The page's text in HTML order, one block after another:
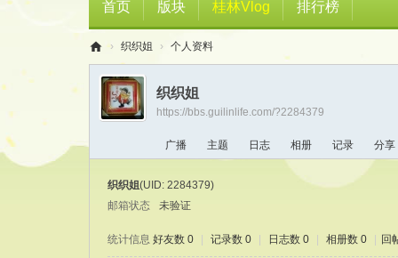
首页 版块 桂林Vlog 排行榜
桂
人
› 织织姐 › 个人资料
织织姐
https://bbs.guilinlife.com/?2284379
广播 主题 日志 相册 记录 分享
织织姐(UID: 2284379)
邮箱状态
未验证
统计信息 好友数 0 记录数 0 日志数 0 相册数 0 回